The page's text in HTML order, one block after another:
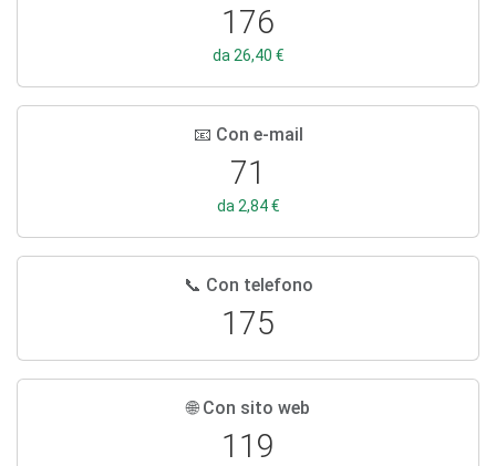
176
da 26,40 €
📧 Con e-mail
71
da 2,84 €
📞 Con telefono
175
🌐 Con sito web
119